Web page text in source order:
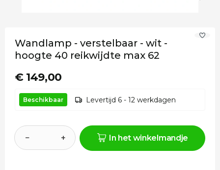
Wandlamp - verstelbaar - wit -
hoogte 40 reikwijdte max 62
€ 149,00
Beschikbaar Levertijd 6 - 12 werkdagen
− + In het winkelmandje